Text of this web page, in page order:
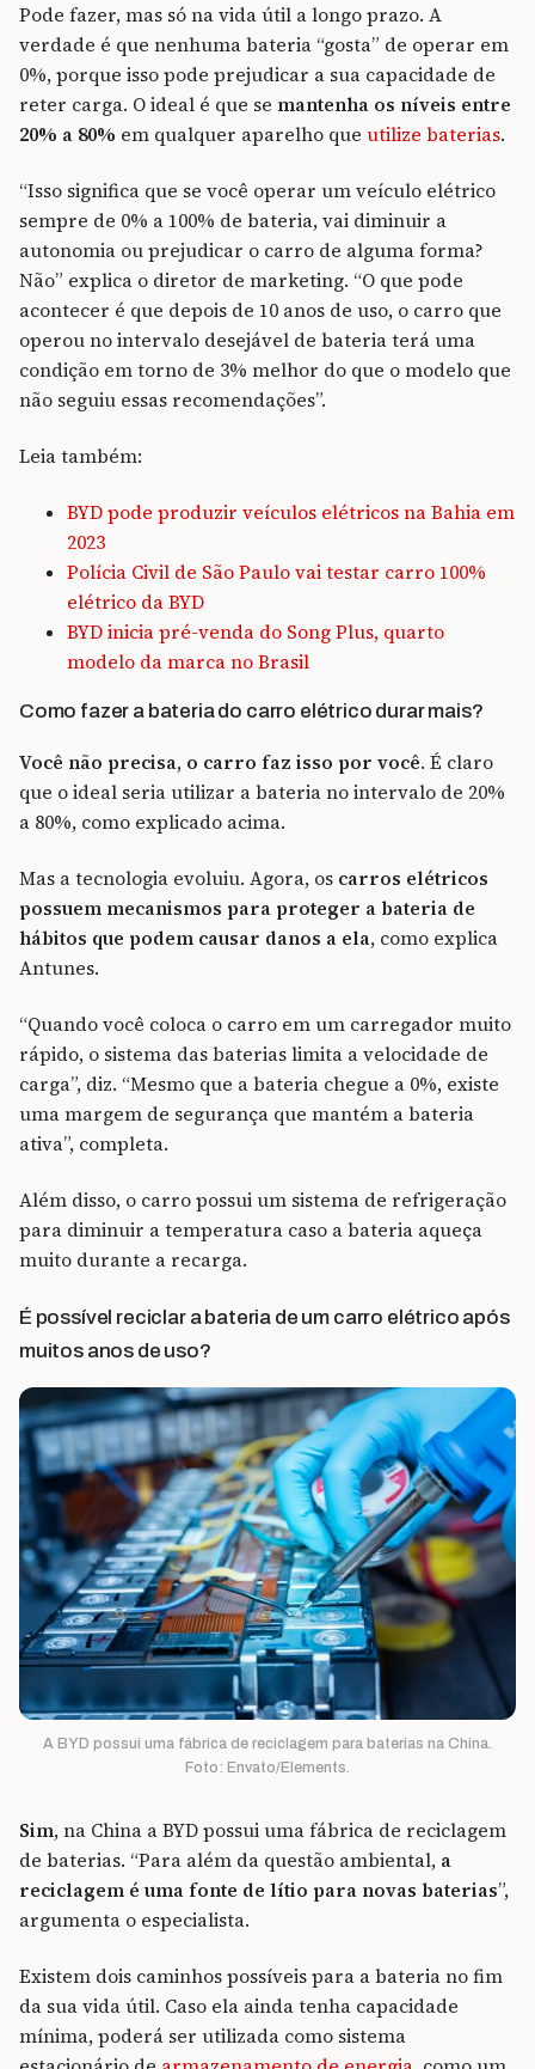
Pode fazer, mas só na vida útil a longo prazo. A
verdade é que nenhuma bateria “gosta” de operar em
0%, porque isso pode prejudicar a sua capacidade de
reter carga. O ideal é que se mantenha os níveis entre
20% a 80% em qualquer aparelho que utilize baterias.
“Isso significa que se você operar um veículo elétrico
sempre de 0% a 100% de bateria, vai diminuir a
autonomia ou prejudicar o carro de alguma forma?
Não” explica o diretor de marketing. “O que pode
acontecer é que depois de 10 anos de uso, o carro que
operou no intervalo desejável de bateria terá uma
condição em torno de 3% melhor do que o modelo que
não seguiu essas recomendações”.
Leia também:
BYD pode produzir veículos elétricos na Bahia em
2023
Polícia Civil de São Paulo vai testar carro 100%
elétrico da BYD
BYD inicia pré-venda do Song Plus, quarto
modelo da marca no Brasil
Como fazer a bateria do carro elétrico durar mais?
Você não precisa, o carro faz isso por você. É claro
que o ideal seria utilizar a bateria no intervalo de 20%
a 80%, como explicado acima.
Mas a tecnologia evoluiu. Agora, os carros elétricos
possuem mecanismos para proteger a bateria de
hábitos que podem causar danos a ela, como explica
Antunes.
“Quando você coloca o carro em um carregador muito
rápido, o sistema das baterias limita a velocidade de
carga”, diz. “Mesmo que a bateria chegue a 0%, existe
uma margem de segurança que mantém a bateria
ativa”, completa.
Além disso, o carro possui um sistema de refrigeração
para diminuir a temperatura caso a bateria aqueça
muito durante a recarga.
É possível reciclar a bateria de um carro elétrico após
muitos anos de uso?
A BYD possui uma fábrica de reciclagem para baterias na China.
Foto: Envato/Elements.
Sim, na China a BYD possui uma fábrica de reciclagem
de baterias. “Para além da questão ambiental, a
reciclagem é uma fonte de lítio para novas baterias”,
argumenta o especialista.
Existem dois caminhos possíveis para a bateria no fim
da sua vida útil. Caso ela ainda tenha capacidade
mínima, poderá ser utilizada como sistema